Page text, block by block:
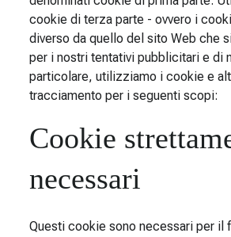
cookie di terza parte - ovvero i
diverso da quello del sito Web che
per i nostri tentativi pubblicitari e di
particolare, utilizziamo i cookie e
tracciamento per i seguenti scopi:
Cookie
necessari
Questi cookie sono necessari per il